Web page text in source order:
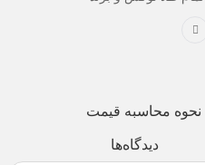
نحوه محاسبه قیمت
دیدگاه‌ها